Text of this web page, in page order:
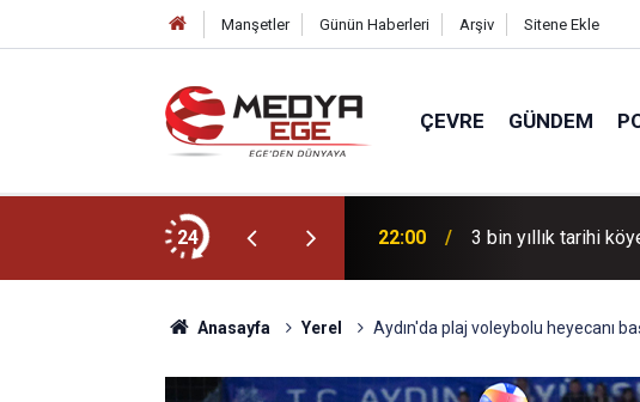
Manşetler Günün Haberleri Arşiv Sitene Ekle
ÇEVRE GÜNDEM
24 22:00 3 bin yıllık tarihi
Anasayfa Yerel Aydın'da plaj voleybolu heyecanı